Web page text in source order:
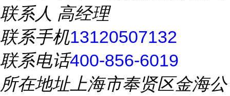
联系人 高经理
联系手机13120507132
联系电话400-856-6019
所在地址上海市奉贤区金海公